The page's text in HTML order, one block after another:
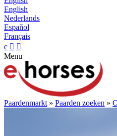
English
Nederlands
Español
Français
c  
Menu
Paardenmarkt » Paarden zoeken »